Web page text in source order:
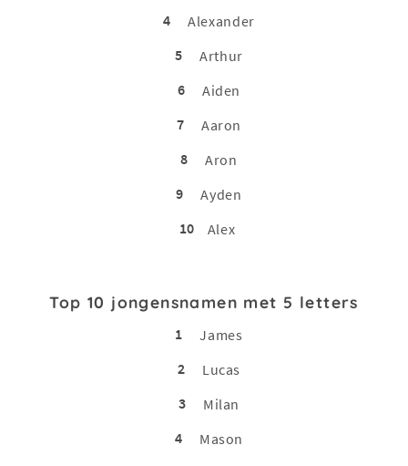
4
Alexander
5
Arthur
6
Aiden
7
Aaron
8
Aron
9
Ayden
10
Alex
Top 10 jongensnamen met 5 letters
1
James
2
Lucas
3
Milan
4
Mason